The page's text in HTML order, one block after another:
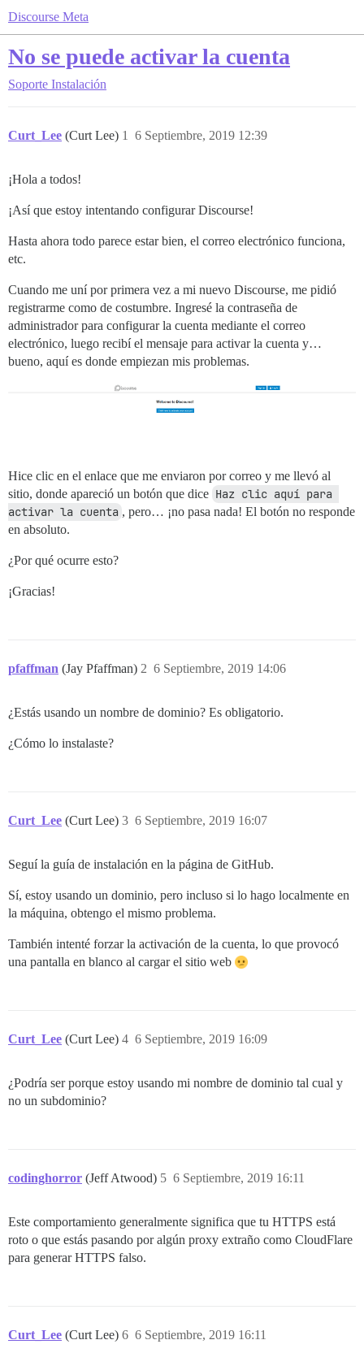
Discourse Meta
No se puede activar la cuenta
Soporte Instalación
Curt_Lee (Curt Lee) 6 Septiembre, 2019 12:39
1
¡Hola a todos!
¡Así que estoy intentando configurar Discourse!
Hasta ahora todo parece estar bien, el correo electrónico funciona,
etc.
Cuando me uní por primera vez a mi nuevo Discourse, me pidió
registrarme como de costumbre. Ingresé la contraseña de
administrador para configurar la cuenta mediante el correo
electrónico, luego recibí el mensaje para activar la cuenta y…
bueno, aquí es donde empiezan mis problemas.
Hice clic en el enlace que me enviaron por correo y me llevó al
sitio, donde apareció un botón que dice Haz clic aquí para
activar la cuenta , pero… ¡no pasa nada! El botón no responde
en absoluto.
¿Por qué ocurre esto?
¡Gracias!
pfaffman (Jay Pfaffman) 6 Septiembre, 2019 14:06
2
¿Estás usando un nombre de dominio? Es obligatorio.
¿Cómo lo instalaste?
Curt_Lee (Curt Lee) 6 Septiembre, 2019 16:07
3
Seguí la guía de instalación en la página de GitHub.
Sí, estoy usando un dominio, pero incluso si lo hago localmente en
la máquina, obtengo el mismo problema.
También intenté forzar la activación de la cuenta, lo que provocó
una pantalla en blanco al cargar el sitio web
Curt_Lee (Curt Lee) 6 Septiembre, 2019 16:09
4
¿Podría ser porque estoy usando mi nombre de dominio tal cual y
no un subdominio?
codinghorror (Jeff Atwood) 6 Septiembre, 2019 16:11
5
Este comportamiento generalmente significa que tu HTTPS está
roto o que estás pasando por algún proxy extraño como CloudFlare
para generar HTTPS falso.
Curt_Lee (Curt Lee) 6 Septiembre, 2019 16:11
6